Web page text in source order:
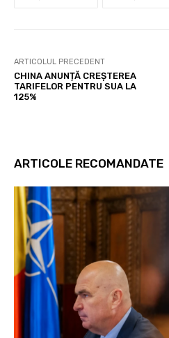
ARTICOLUL PRECEDENT
CHINA ANUNȚĂ CREȘTEREA
TARIFELOR PENTRU SUA LA
125%
ARTICOLE RECOMANDATE